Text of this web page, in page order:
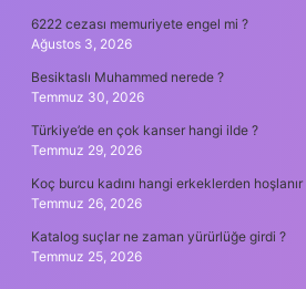
6222 cezası memuriyete engel mi ?
Ağustos 3, 2026
Besiktaslı Muhammed nerede ?
Temmuz 30, 2026
Türkiye’de en çok kanser hangi ilde ?
Temmuz 29, 2026
Koç burcu kadını hangi erkeklerden hoşlanır
Temmuz 26, 2026
Katalog suçlar ne zaman yürürlüğe girdi ?
Temmuz 25, 2026